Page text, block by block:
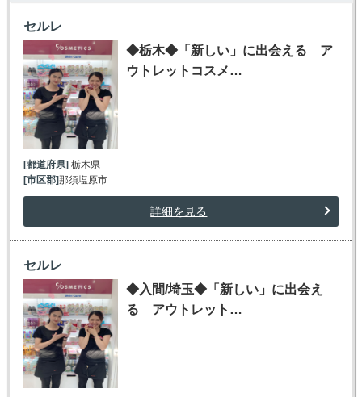
セルレ
◆栃木◆「新しい」に出会える ア
ウトレットコスメ…
[都道府県] 栃木県
[市区郡]那須塩原市
詳細を見る
セルレ
◆入間/埼玉◆「新しい」に出会え
る アウトレット…